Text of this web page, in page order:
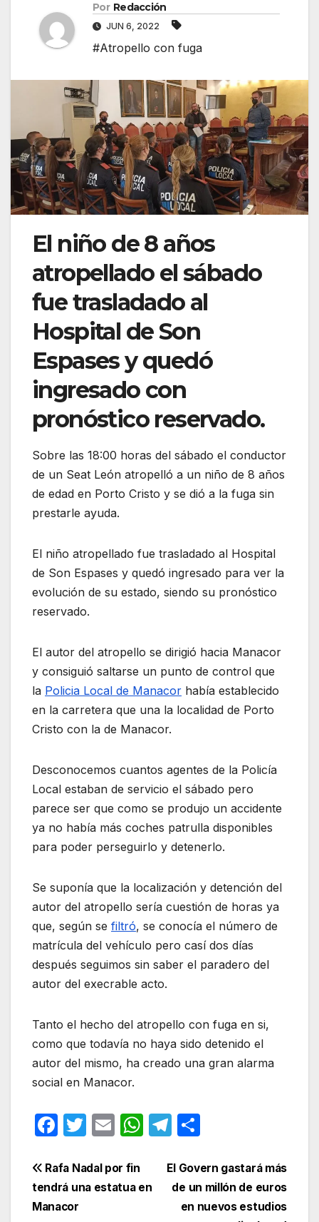
Por Redacción
JUN 6, 2022
#Atropello con fuga
El niño de 8 años
atropellado el sábado
fue trasladado al
Hospital de Son
Espases y quedó
ingresado con
pronóstico reservado.
Sobre las 18:00 horas del sábado el conductor
de un Seat León atropelló a un niño de 8 años
de edad en Porto Cristo y se dió a la fuga sin
prestarle ayuda.
El niño atropellado fue trasladado al Hospital
de Son Espases y quedó ingresado para ver la
evolución de su estado, siendo su pronóstico
reservado.
El autor del atropello se dirigió hacia Manacor
y consiguió saltarse un punto de control que
la Policia Local de Manacor había establecido
en la carretera que una la localidad de Porto
Cristo con la de Manacor.
Desconocemos cuantos agentes de la Policía
Local estaban de servicio el sábado pero
parece ser que como se produjo un accidente
ya no había más coches patrulla disponibles
para poder perseguirlo y detenerlo.
Se suponía que la localización y detención del
autor del atropello sería cuestión de horas ya
que, según se filtró, se conocía el número de
matrícula del vehículo pero casí dos días
después seguimos sin saber el paradero del
autor del execrable acto.
Tanto el hecho del atropello con fuga en si,
como que todavía no haya sido detenido el
autor del mismo, ha creado una gran alarma
social en Manacor.
F
c
e
b
T
itt
er
E
ail
W
s
T
e
gr
a
m
p
ar
Navegación
de
El Govern gastará más
de un millón de euros
en nuevos estudios
Rafa Nadal por fin
tendrá una estatua en
Manacor